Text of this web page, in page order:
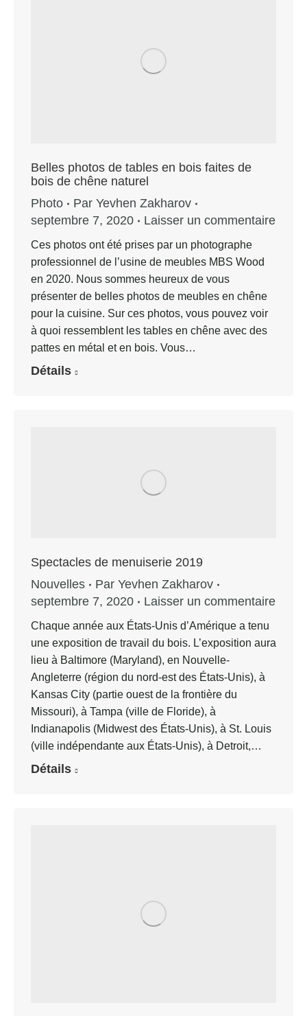
Belles photos de tables en bois faites de
bois de chêne naturel
Photo
Par Yevhen Zakharov
septembre 7, 2020
Laisser un commentaire
Ces photos ont été prises par un photographe
professionnel de l’usine de meubles MBS Wood
en 2020. Nous sommes heureux de vous
présenter de belles photos de meubles en chêne
pour la cuisine. Sur ces photos, vous pouvez voir
à quoi ressemblent les tables en chêne avec des
pattes en métal et en bois. Vous…
Détails
Spectacles de menuiserie 2019
Nouvelles
Par Yevhen Zakharov
septembre 7, 2020
Laisser un commentaire
Chaque année aux États-Unis d’Amérique a tenu
une exposition de travail du bois. L’exposition aura
lieu à Baltimore (Maryland), en Nouvelle-
Angleterre (région du nord-est des États-Unis), à
Kansas City (partie ouest de la frontière du
Missouri), à Tampa (ville de Floride), à
Indianapolis (Midwest des États-Unis), à St. Louis
(ville indépendante aux États-Unis), à Detroit,…
Détails